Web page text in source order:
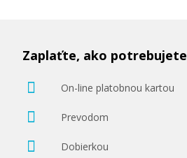
Zaplaťte, ako potrebujete
On-line platobnou kartou
Prevodom
Dobierkou